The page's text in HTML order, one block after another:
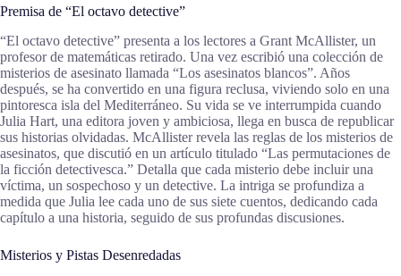
Premisa de “El octavo detective”
“El octavo detective” presenta a los lectores a Grant McAllister, un
profesor de matemáticas retirado. Una vez escribió una colección de
misterios de asesinato llamada “Los asesinatos blancos”. Años
después, se ha convertido en una figura reclusa, viviendo solo en una
pintoresca isla del Mediterráneo. Su vida se ve interrumpida cuando
Julia Hart, una editora joven y ambiciosa, llega en busca de republicar
sus historias olvidadas. McAllister revela las reglas de los misterios de
asesinatos, que discutió en un artículo titulado “Las permutaciones de
la ficción detectivesca.” Detalla que cada misterio debe incluir una
víctima, un sospechoso y un detective. La intriga se profundiza a
medida que Julia lee cada uno de sus siete cuentos, dedicando cada
capítulo a una historia, seguido de sus profundas discusiones.
Misterios y Pistas Desenredadas